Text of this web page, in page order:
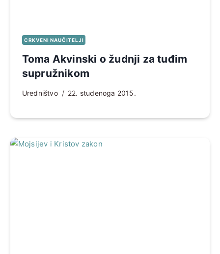
CRKVENI NAUČITELJI
Toma Akvinski o žudnji za tuđim
supružnikom
Uredništvo 22. studenoga 2015.